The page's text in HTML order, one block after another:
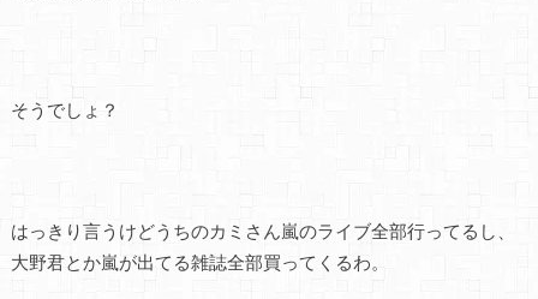
そうでしょ？
はっきり言うけどうちのカミさん嵐のライブ全部行ってるし、
大野君とか嵐が出てる雑誌全部買ってくるわ。